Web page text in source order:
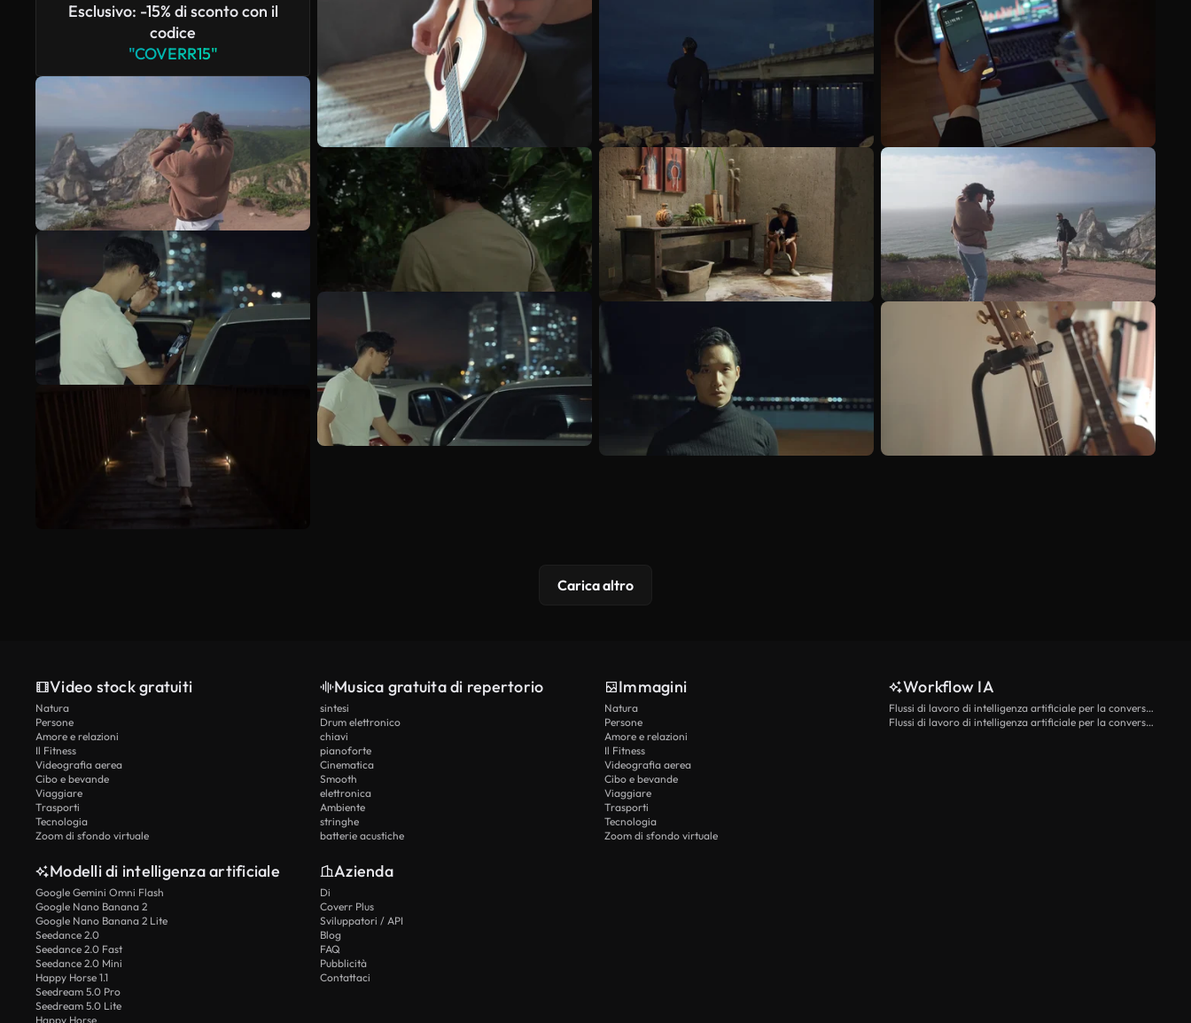
Esclusivo: -15% di sconto con il
codice
"COVERR15"
Scopri di più
Carica altro
Video stock gratuiti
Natura
Persone
Amore e relazioni
Il Fitness
Videografia aerea
Cibo e bevande
Viaggiare
Trasporti
Tecnologia
Zoom di sfondo virtuale
Musica gratuita di repertorio
sintesi
Drum elettronico
chiavi
pianoforte
Cinematica
Smooth
elettronica
Ambiente
stringhe
batterie acustiche
Immagini
Natura
Persone
Amore e relazioni
Il Fitness
Videografia aerea
Cibo e bevande
Viaggiare
Trasporti
Tecnologia
Zoom di sfondo virtuale
Workflow IA
Flussi di lavoro di intelligenza artificiale per la conversione da testo a video
Flussi di lavoro di intelligenza artificiale per la conversione di immagini in video
Modelli di intelligenza artificiale
Google Gemini Omni Flash
Google Nano Banana 2
Google Nano Banana 2 Lite
Seedance 2.0
Seedance 2.0 Fast
Seedance 2.0 Mini
Happy Horse 1.1
Seedream 5.0 Pro
Seedream 5.0 Lite
Happy Horse
Azienda
Di
Coverr Plus
Sviluppatori / API
Blog
FAQ
Pubblicità
Contattaci